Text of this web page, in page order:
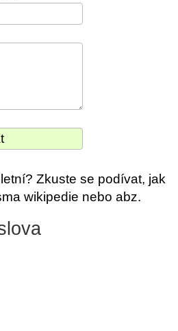
Zkuste se podívat, jak
wikipedie nebo abz.